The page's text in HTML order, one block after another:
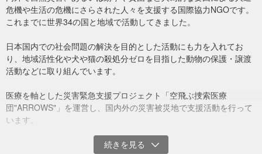
島）
●産業への影響
主要産業である農業への被害は甚大で、一時は降灰により作物が全
滅したところも多く、また、観光産業へのダメージも大きいようで
危機や生活の危機にさらされた人々を支援する国際協力NGOです。
これまでに世界34の国と地域で活動してきました。
日本国内での社会問題の解決を目的とした活動にも力を入れてお
り、地域活性化や犬や猫の殺処分ゼロを目指した動物の保護・譲渡
活動などに取り組んでいます。
医療を軸とした災害緊急支援プロジェクト「空飛ぶ捜索医療
団"ARROWS"」を運営し、国内外の災害被災地で支援活動を行って
います。